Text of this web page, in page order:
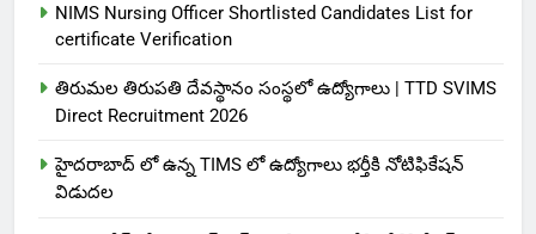
NIMS Nursing Officer Shortlisted Candidates List for
certificate Verification
తిరుమల తిరుపతి దేవస్థానం సంస్థలో ఉద్యోగాలు | TTD SVIMS
Direct Recruitment 2026
హైదరాబాద్ లో ఉన్న TIMS లో ఉద్యోగాలు భర్తీకి నోటిఫికేషన్
విడుదల